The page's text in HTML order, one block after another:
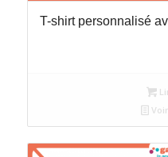
T-shirt personnalisé